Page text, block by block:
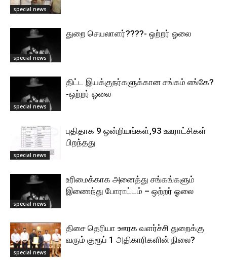
special news
special news
துறை செயலாளர்????- ஒற்றர் ஓலை
special news
திட்ட இயக்குநர்களுக்கான சங்கம் எங்கே?
-ஒற்றர் ஓலை
special news
புதிதாக 9 ஒன்றியங்கள்,93 ஊராட்சிகள்
பிறந்தது
special news
உரிமைக்காக அனைத்து சங்கங்களும்
இணைந்து போராட்டம் – ஒற்றர் ஓலை
special news
திசை தெரியா ஊரக வளர்ச்சி துறைக்கு
வரும் குரூப் 1 அதிகாரிகளின் நிலை?